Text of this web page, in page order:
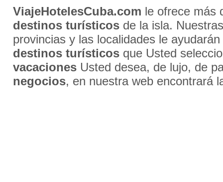
ViajeHotelesCuba.com le ofrece más
destinos turísticosde la isla.
provincias y las localidades le
destinos turísticosque Usted
vacacionesUsted desea, de lujo, de
negocios, en nuestra web encontrará